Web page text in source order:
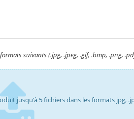
suivants (.jpg, .jpeg, .gif, .bmp, .png,
jusqu’à 5 fichiers dans les formats jpg,